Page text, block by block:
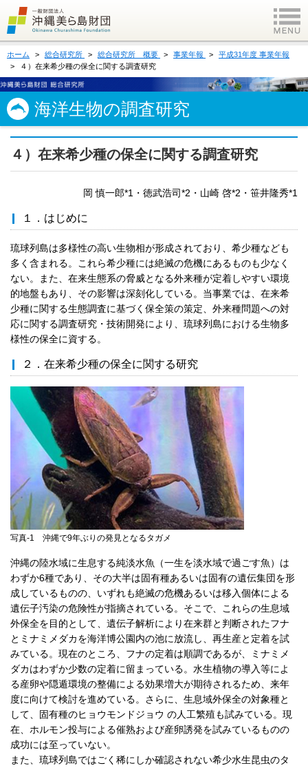
ホーム 総合研究所 総合研究所 概要 事業年報
平成31年度 事業年報
４）在来希少種の保全に関する調査研究
海洋生物の調査研究
４）在来希少種の保全に関する調査研究
岡 慎一郎*1・徳武浩司*2・山崎 啓*2・笹井隆秀*1
１．はじめに
琉球列島は多様性の高い生物相が形成されており、希少種なども
多く含まれる。これら希少種には絶滅の危機にあるものも少なく
ない。また、在来生態系の脅威となる外来種が定着しやすい環境
的地盤もあり、その影響は深刻化している。当事業では、在来希
少種に関する生態調査に基づく保全策の策定、外来種問題への対
応に関する調査研究・技術開発により、琉球列島における生物多
様性の保全に資する。
２．在来希少種の保全に関する研究
写真-1 沖縄で9年ぶりの発見となるタガメ
沖縄の陸水域に生息する純淡水魚（一生を淡水域で過ごす魚）は
わずか6種であり、その大半は固有種あるいは固有の遺伝集団を形
成しているものの、いずれも絶滅の危機あるいは移入個体による
遺伝子汚染の危険性が指摘されている。そこで、これらの生息域
外保全を目的として、遺伝子解析により在来群と判断されたフナ
とミナミメダカを海洋博公園内の池に放流し、再生産と定着を試
みている。現在のところ、フナの定着は順調であるが、ミナミメ
ダカはわずか少数の定着に留まっている。水生植物の導入等によ
る産卵や隠遁環境の整備による効果増大が期待されるため、来年
度に向けて検討を進めている。さらに、生息域外保全の対象種と
して、固有種のヒョウモンドジョウ の人工繁殖も試みている。現
在、ホルモン投与による催熟および産卵誘発を試みているものの
成功には至っていない。
また、琉球列島ではごく稀にしか確認されない希少水生昆虫のタ